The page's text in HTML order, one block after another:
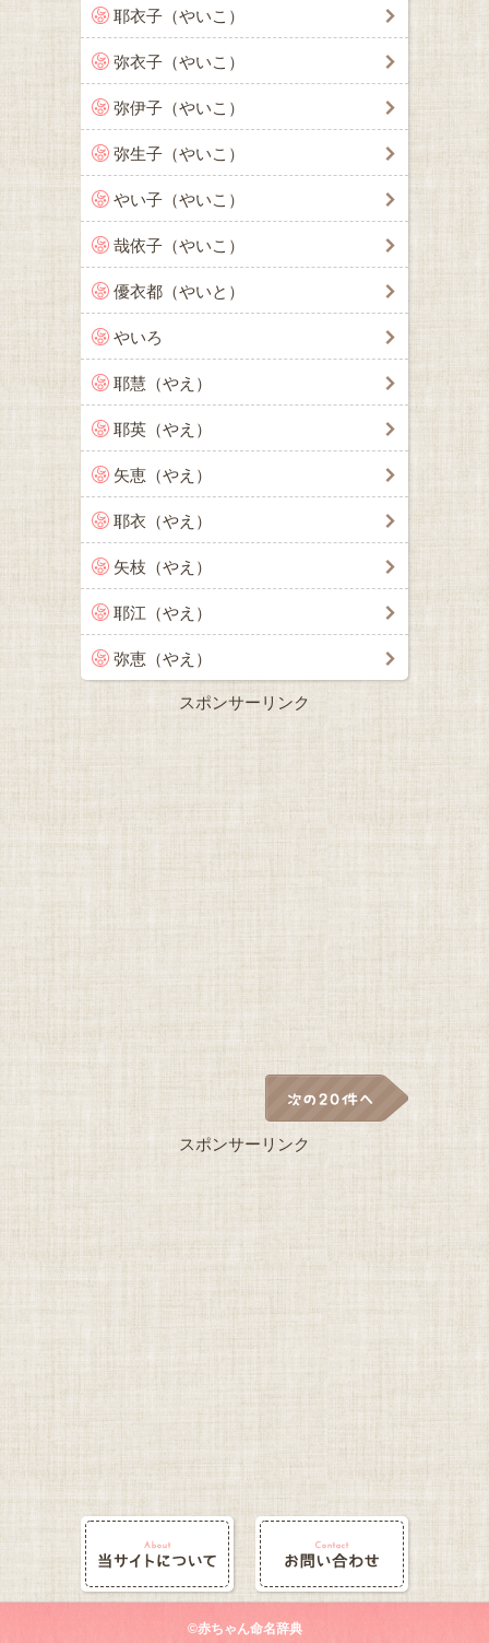
耶衣子（やいこ）
弥衣子（やいこ）
弥伊子（やいこ）
弥生子（やいこ）
やい子（やいこ）
哉依子（やいこ）
優衣都（やいと）
やいろ
耶慧（やえ）
耶英（やえ）
矢恵（やえ）
耶衣（やえ）
矢枝（やえ）
耶江（やえ）
弥恵（やえ）
スポンサーリンク
スポンサーリンク
©赤ちゃん命名辞典